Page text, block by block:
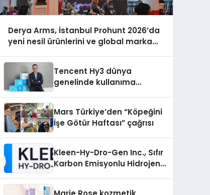
Derya Arms, İstanbul Prohunt 2026’da
yeni nesil ürünlerini ve global marka
Tencent Hy3 dünya
genelinde kullanıma
Mars Türkiye’den “Köpeğini
İşe Götür Haftası” çağrısı
Kleen-Hy-Dro-Gen Inc., Sıfır
Karbon Emisyonlu Hidrojen